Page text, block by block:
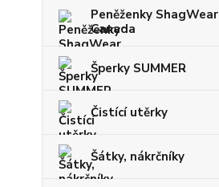
Peněženky ShagWear
Canada
Šperky SUMMER
Čistící utěrky
Šátky, nákrčníky